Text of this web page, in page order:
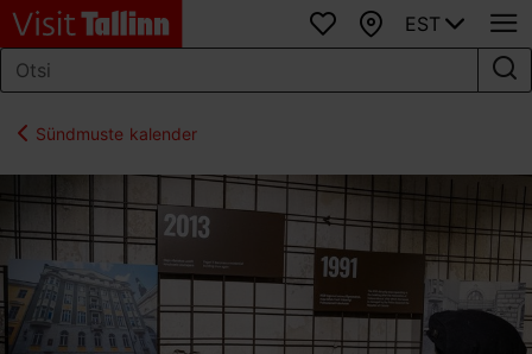
Lemmikud
Kaart
EST
Sündmuste kalender